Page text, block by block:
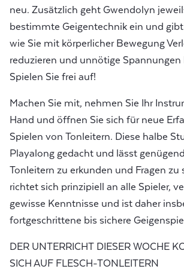
neu. Zusätzlich geht Gwendolyn
bestimmte Geigentechnik ein und
wie Sie mit körperlicher Bewegung
reduzieren und unnötige Spannungen
Spielen Sie frei auf!
Machen Sie mit, nehmen Sie Ihr
Hand und öffnen Sie sich für neue
Spielen von Tonleitern. Diese halbe
Playalong gedacht und lässt
Tonleitern zu erkunden und Fragen zu
richtet sich prinzipiell an alle Spieler,
gewisse Kenntnisse und ist daher
fortgeschrittene bis sichere
DER UNTERRICHT DIESER WOCHE
SICH AUF FLESCH-TONLEITERN